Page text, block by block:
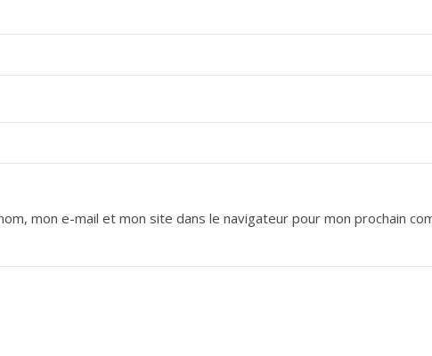
mon e-mail et mon site dans le navigateur pour mon prochain